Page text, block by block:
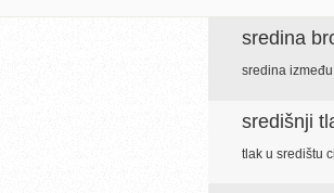
sredina
sredina
središnji
tlak u središtu